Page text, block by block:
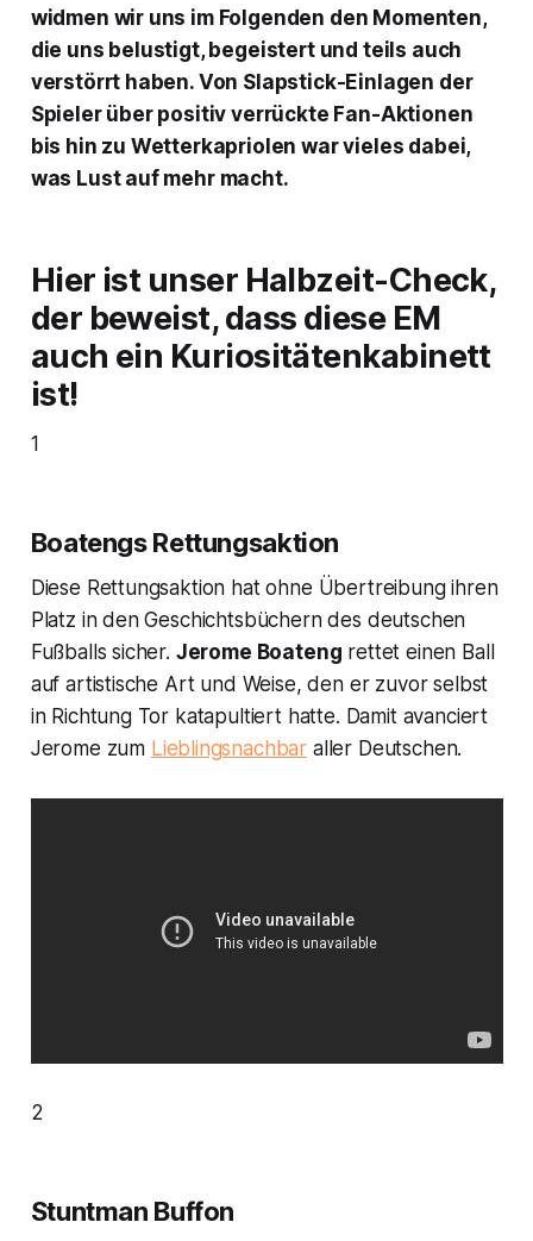
widmen wir uns im Folgenden den Momenten,
die uns belustigt, begeistert und teils auch
verstörrt haben. Von Slapstick-Einlagen der
Spieler über positiv verrückte Fan-Aktionen
bis hin zu Wetterkapriolen war vieles dabei,
was Lust auf mehr macht.
Hier ist unser Halbzeit-Check,
der beweist, dass diese EM
auch ein Kuriositätenkabinett
ist!
1
Boatengs Rettungsaktion
Diese Rettungsaktion hat ohne Übertreibung ihren
Platz in den Geschichtsbüchern des deutschen
Fußballs sicher. Jerome Boateng rettet einen Ball
auf artistische Art und Weise, den er zuvor selbst
in Richtung Tor katapultiert hatte. Damit avanciert
Jerome zum Lieblingsnachbar aller Deutschen.
2
Stuntman Buffon